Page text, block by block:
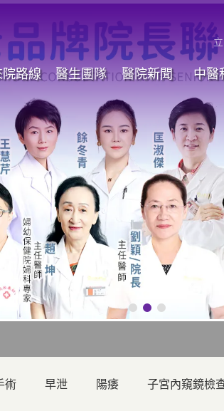
院路線 醫生團隊 醫院新聞 中醫
術 早泄 陽痿 子宮內窺鏡檢